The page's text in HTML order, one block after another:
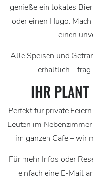
genieße ein lokales
oder einen Hugo.
einen
Alle Speisen und
erhältlich – frag
IHR PLANT
Perfekt für private
Leuten im
im ganzen Cafe – wir
Für mehr Infos oder
einfach eine E-Mail an